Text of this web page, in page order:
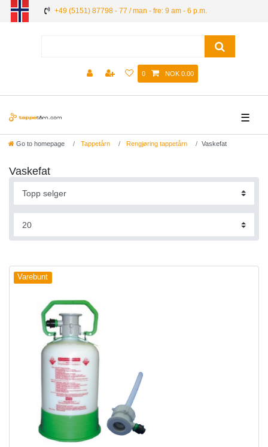
+49 (5151) 87798 - 77 / man - fre: 9 am - 6 p.m.
0 NOK 0.00
☰
Go to homepage Tappetårn Rengjøring tappetårn Vaskefat
Vaskefat
Varebunt